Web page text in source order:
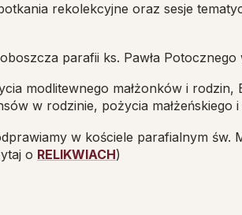
rekolekcyjne oraz sesje
parafii ks. Pawła
modlitewnego małżonków i rodzin,
w rodzinie, pożycia
w kościele parafialnym św.
o RELIKWIACH)